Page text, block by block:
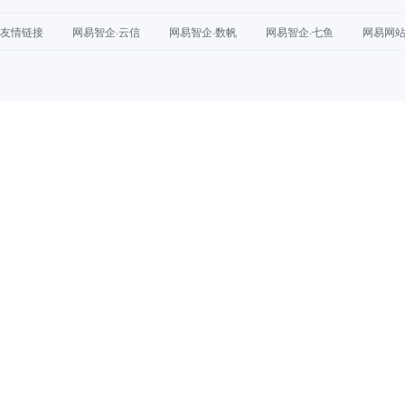
友情链接 网易智企·云信 网易智企·数帆 网易智企·七鱼 网易网